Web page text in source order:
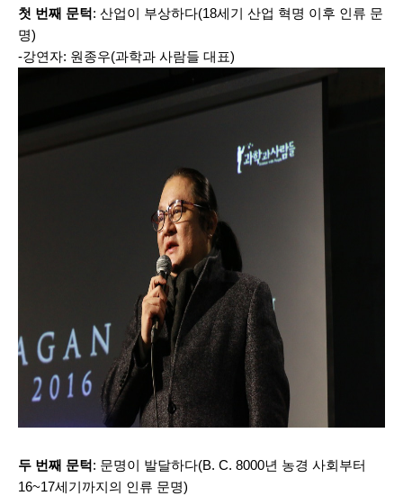
첫 번째 문턱: 산업이 부상하다(18세기 산업 혁명 이후 인류 문
명)
-강연자: 원종우(과학과 사람들 대표)
두 번째 문턱: 문명이 발달하다(B. C. 8000년 농경 사회부터
16~17세기까지의 인류 문명)